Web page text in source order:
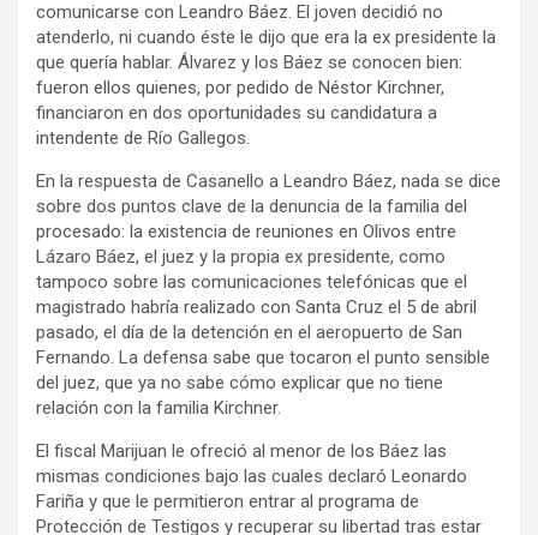
comunicarse con Leandro Báez. El joven decidió no
atenderlo, ni cuando éste le dijo que era la ex presidente la
que quería hablar. Álvarez y los Báez se conocen bien:
fueron ellos quienes, por pedido de Néstor Kirchner,
financiaron en dos oportunidades su candidatura a
intendente de Río Gallegos.
En la respuesta de Casanello a Leandro Báez, nada se dice
sobre dos puntos clave de la denuncia de la familia del
procesado: la existencia de reuniones en Olivos entre
Lázaro Báez, el juez y la propia ex presidente, como
tampoco sobre las comunicaciones telefónicas que el
magistrado habría realizado con Santa Cruz el 5 de abril
pasado, el día de la detención en el aeropuerto de San
Fernando. La defensa sabe que tocaron el punto sensible
del juez, que ya no sabe cómo explicar que no tiene
relación con la familia Kirchner.
El fiscal Marijuan le ofreció al menor de los Báez las
mismas condiciones bajo las cuales declaró Leonardo
Fariña y que le permitieron entrar al programa de
Protección de Testigos y recuperar su libertad tras estar